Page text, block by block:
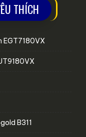
THÍCH
EGT7180VX
B311